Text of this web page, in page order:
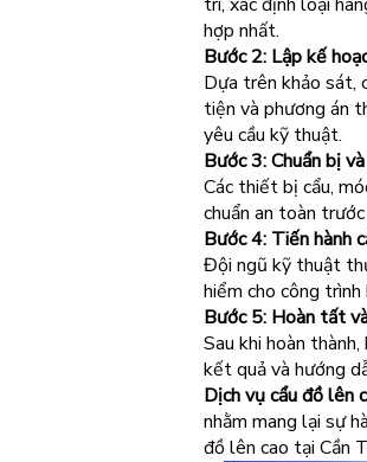
hợp nhất.
Bước 2: Lập kế
Dựa trên khảo sát,
tiện và phương án
yêu cầu kỹ thuật.
Bước 3: Chuẩn bị
Các thiết bị cẩu,
chuẩn an toàn
Bước 4: Tiến hành
Đội ngũ kỹ thuật
hiểm cho công trình
Bước 5: Hoàn tất
Sau khi hoàn
kết quả và hướng
Dịch vụ cẩu đồ lên
nhằm mang lại sự
đồ lên cao tại Cần